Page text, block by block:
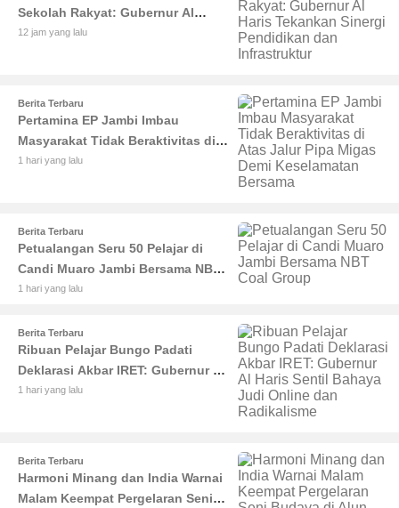
Sekolah Rakyat: Gubernur Al
Haris Tekankan Sinergi
12 jam yang lalu
Berita Terbaru
Pertamina EP Jambi Imbau
Masyarakat Tidak Beraktivitas di
Atas Jalur Pipa Migas Demi
1 hari yang lalu
Berita Terbaru
Petualangan Seru 50 Pelajar di
Candi Muaro Jambi Bersama NBT
Coal Group
1 hari yang lalu
Berita Terbaru
Ribuan Pelajar Bungo Padati
Deklarasi Akbar IRET: Gubernur Al
Haris Sentil Bahaya Judi Online
1 hari yang lalu
Berita Terbaru
Harmoni Minang dan India Warnai
Malam Keempat Pergelaran Seni